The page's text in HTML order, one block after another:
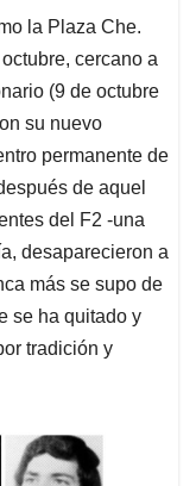
la Plaza Che.
cercano a
(9 de octubre
su nuevo
permanente de
de aquel
del F2 -una
desaparecieron a
más se supo de
se ha quitado y
tradición y